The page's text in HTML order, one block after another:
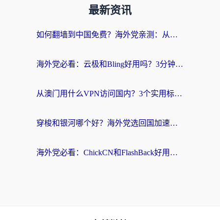
最新资讯
如何翻墙到中国免费？海外党亲测：从踩坑到选对加速器的全攻略
海外党必看：云极和Bling好用吗？3分钟教你选对回国加速器
从澳门用什么VPN访问国内？3个实用标准帮你避开坑，无缝刷剧听歌
穿梭和银河哪个好？海外党选回国加速器的避坑指南，附番茄加速器实测体验
海外党必看：ChickCN和FlashBack好用吗？3招教你选对回国加速器（附云极、HomeCN、斧牛vs艾果对比）